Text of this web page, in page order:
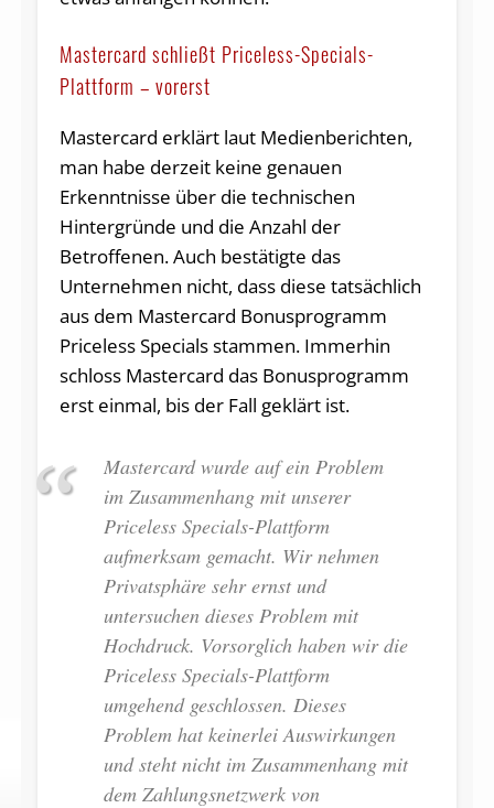
Mastercard schließt Priceless-Specials-
Plattform – vorerst
Mastercard erklärt laut Medienberichten,
man habe derzeit keine genauen
Erkenntnisse über die technischen
Hintergründe und die Anzahl der
Betroffenen. Auch bestätigte das
Unternehmen nicht, dass diese tatsächlich
aus dem Mastercard Bonusprogramm
Priceless Specials stammen. Immerhin
schloss Mastercard das Bonusprogramm
erst einmal, bis der Fall geklärt ist.
Mastercard wurde auf ein Problem
im Zusammenhang mit unserer
Priceless Specials-Plattform
aufmerksam gemacht. Wir nehmen
Privatsphäre sehr ernst und
untersuchen dieses Problem mit
Hochdruck. Vorsorglich haben wir die
Priceless Specials-Plattform
umgehend geschlossen. Dieses
Problem hat keinerlei Auswirkungen
und steht nicht im Zusammenhang mit
dem Zahlungsnetzwerk von